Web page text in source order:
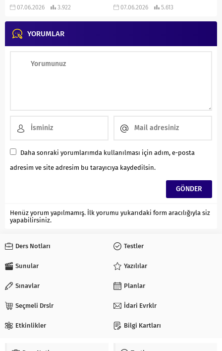
İNDİR
07.06.2026 3.922
İNDİR
07.06.2026 5.613
YORUMLAR
Daha sonraki yorumlarımda kullanılması için adım, e-posta
adresim ve site adresim bu tarayıcıya kaydedilsin.
Henüz yorum yapılmamış. İlk yorumu yukarıdaki form aracılığıyla siz
yapabilirsiniz.
Ders Notları Testler
Sunular Yazılılar
Sınavlar Planlar
Seçmeli Drslr İdari Evrklr
Etkinlikler Bilgi Kartları